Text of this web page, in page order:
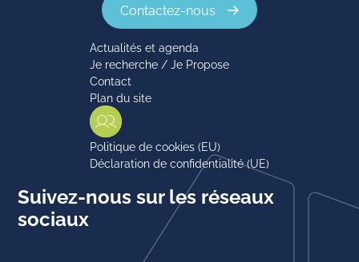
Contactez-nous
Actualités et agenda
Je recherche / Je Propose
Contact
Plan du site
Politique de cookies (EU)
Déclaration de confidentialité (UE)
Suivez-nous sur les réseaux
sociaux